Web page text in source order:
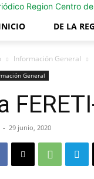
DE LA
Información General
General
- 29 junio, 2020